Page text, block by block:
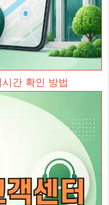
간 확인 방법